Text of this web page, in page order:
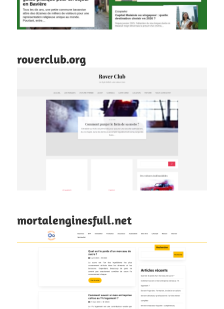
roverclub.org
mortalenginesfull.net